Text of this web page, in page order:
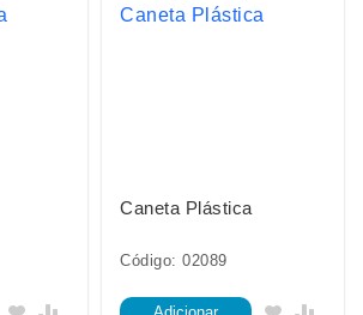
Caneta Plástica
Código: 02089